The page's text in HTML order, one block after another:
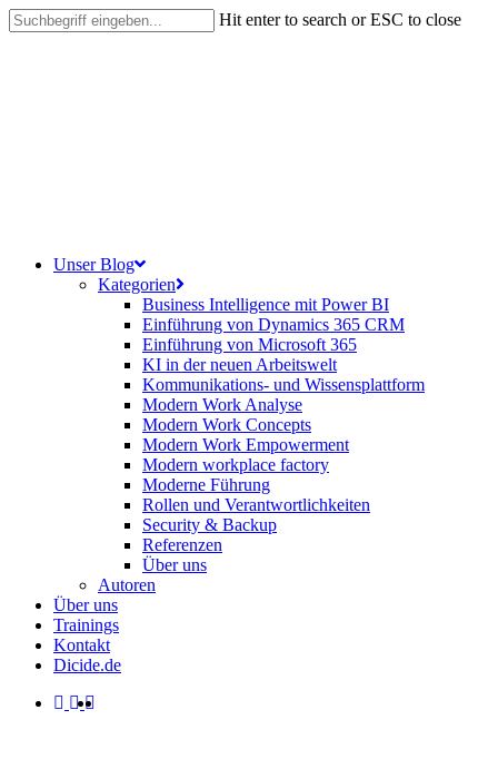
Skip
to
Hit enter to search or ESC to close
search
Menu
Unser Blog
Kategorien
Business Intelligence mit Power BI
Einführung von Dynamics 365 CRM
Einführung von Microsoft 365
KI in der neuen Arbeitswelt
Kommunikations- und Wissensplattform
Modern Work Analyse
Modern Work Concepts
Modern Work Empowerment
Modern workplace factory
Moderne Führung
Rollen und Verantwortlichkeiten
Security & Backup
Referenzen
Über uns
Autoren
Über uns
Trainings
Kontakt
Dicide.de
facebook
linkedin
instagram